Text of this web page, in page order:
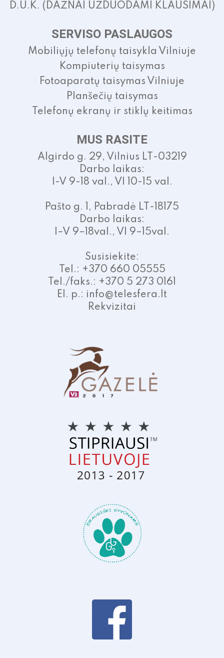
D.U.K. (DAŽNAI UŽDUODAMI KLAUSIMAI)
SERVISO PASLAUGOS
Mobiliųjų telefonų taisykla Vilniuje
Kompiuterių taisymas
Fotoaparatų taisymas Vilniuje
Planšečių taisymas
Telefonų ekranų ir stiklų keitimas
MUS RASITE
Algirdo g. 29, Vilnius LT-03219
Darbo laikas:
I-V 9-18 val., VI 10-15 val.
Pašto g. 1, Pabradė LT-18175
Darbo laikas:
I–V 9–18val., VI 9–15val.
Susisiekite:
Tel.: +370 660 05555
Tel./faks.: +370 5 273 0161
El. p.: info@telesfera.lt
Rekvizitai